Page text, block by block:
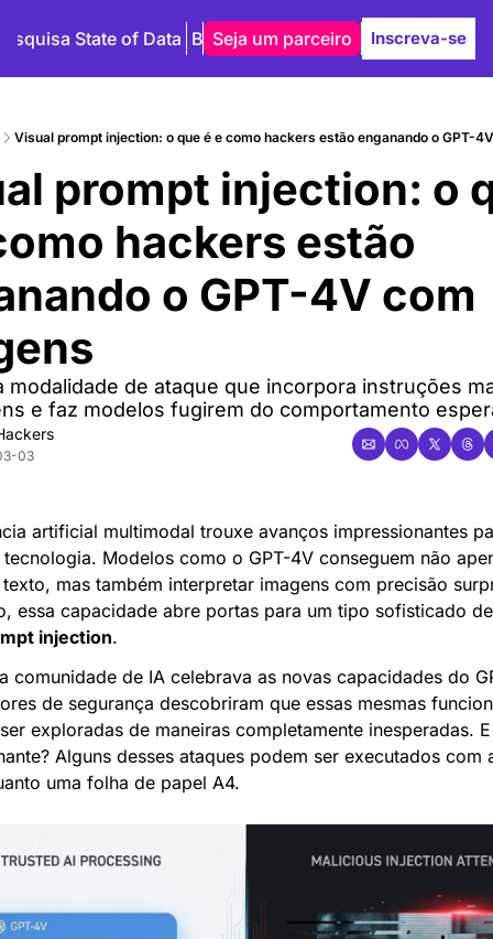
State of Data Blog Autores
Seja um parceiro Inscreva-se
Visual prompt injection: o que é e como hackers estão enganando o GPT-
prompt injection: o
hackers estão
o GPT-4V com
modalidade de ataque que incorpora instruções
e faz modelos fugirem do comportamento
03
artificial multimodal trouxe avanços impressionantes
Modelos como o GPT-4V conseguem não
mas também interpretar imagens com precisão
injection.
comunidade de IA celebrava as novas capacidades do
de segurança descobriram que essas mesmas
exploradas de maneiras completamente inesperadas.
Alguns desses ataques podem ser executados com
uma folha de papel A4.